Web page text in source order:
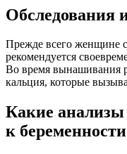
Обследования
Прежде всего женщине
рекомендуется
Во время вынашивания
кальция, которые
Какие анализы
к